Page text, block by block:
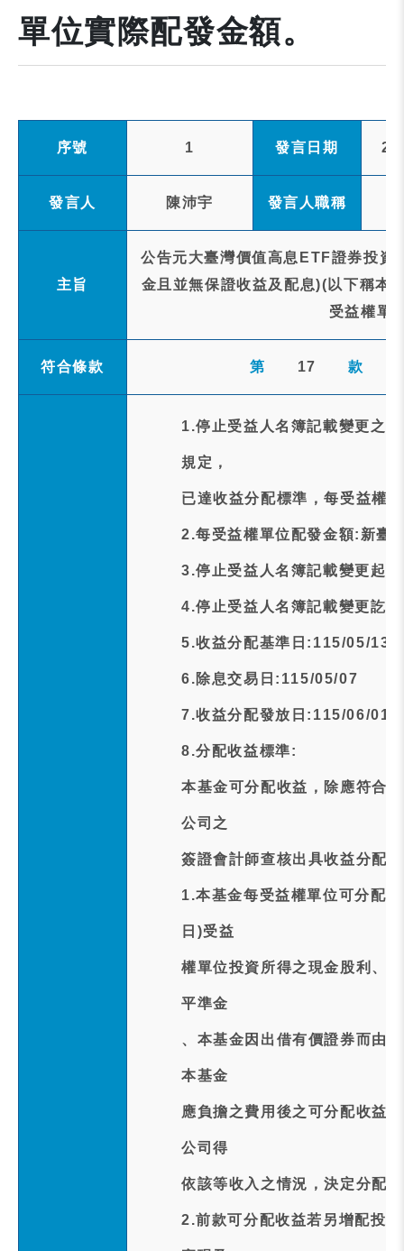
單位實際配發金額。
序號 1 發言日期
發言人 陳沛宇 發言人職稱
主旨
公告元大臺灣價值高息ETF證券投資
金且並無保證收益及配息)(以下稱本
受益權單
符合條款 第 17 款
1.停止受益人名簿記載變更之
規定，
已達收益分配標準，每受益權
2.每受益權單位配發金額:新臺
3.停止受益人名簿記載變更起
4.停止受益人名簿記載變更訖
5.收益分配基準日:115/05/13
6.除息交易日:115/05/07
7.收益分配發放日:115/06/01
8.分配收益標準:
本基金可分配收益，除應符合
公司之
簽證會計師查核出具收益分配
1.本基金每受益權單位可分配
日)受益
權單位投資所得之現金股利、
平準金
、本基金因出借有價證券而由
本基金
應負擔之費用後之可分配收益
公司得
依該等收入之情況，決定分配
2.前款可分配收益若另增配投